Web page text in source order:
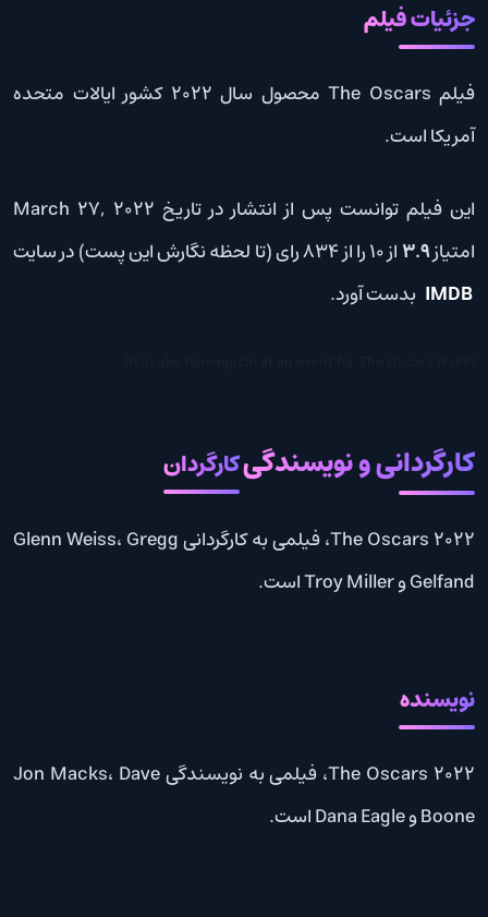
جزئیات فیلم
فیلم The Oscars محصول سال 2022 کشور ایالات متحده
آمریکا است.
این فیلم توانست پس از انتشار در تاریخ March 27, 2022
امتیاز3.9 از 10 را از 834 رای (تا لحظه نگارش این پست) در سایت
IMDB بدست آورد.
کارگردانی و نویسندگیکارگردان
The Oscars 2022، فیلمی به کارگردانی Glenn Weiss، Gregg
Gelfand و Troy Miller است.
نویسنده
The Oscars 2022، فیلمی به نویسندگی Jon Macks، Dave
Boone و Dana Eagle است.